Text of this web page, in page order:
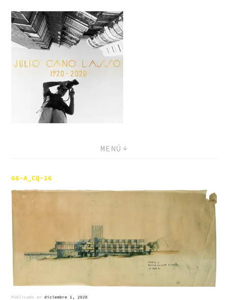
Saltar
al
contenido
MENÚ
66-A_CQ-16
Públicado endiciembre 1, 2020